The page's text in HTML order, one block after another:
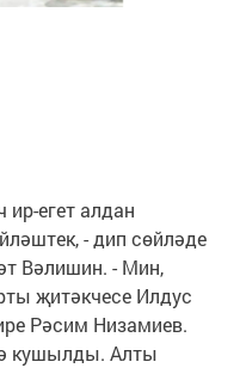
ир-егет алдан
- дип сөйләде
Вәлишин. - Мин,
җитәкчесе Илдус
Рәсим Низамиев.
кушылды. Алты